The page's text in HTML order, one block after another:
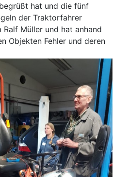
hat und die fünf
der Traktorfahrer
Müller und hat anhand
Objekten Fehler und deren